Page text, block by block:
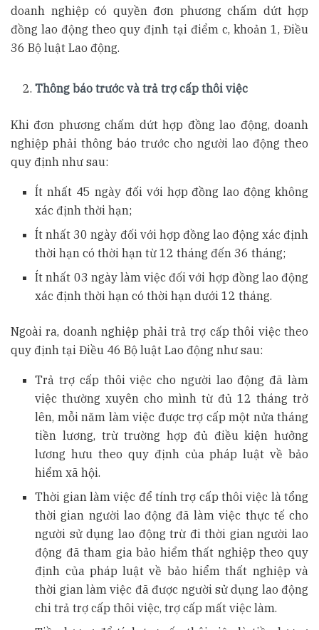
doanh nghiệp có quyền đơn phương chấm dứt hợp
đồng lao động theo quy định tại điểm c, khoản 1, Điều
36 Bộ luật Lao động.
Thông báo trước và trả trợ cấp thôi việc
Khi đơn phương chấm dứt hợp đồng lao động, doanh
nghiệp phải thông báo trước cho người lao động theo
quy định như sau:
Ít nhất 45 ngày đối với hợp đồng lao động không
xác định thời hạn;
Ít nhất 30 ngày đối với hợp đồng lao động xác định
thời hạn có thời hạn từ 12 tháng đến 36 tháng;
Ít nhất 03 ngày làm việc đối với hợp đồng lao động
xác định thời hạn có thời hạn dưới 12 tháng.
Ngoài ra, doanh nghiệp phải trả trợ cấp thôi việc theo
quy định tại Điều 46 Bộ luật Lao động như sau:
Trả trợ cấp thôi việc cho người lao động đã làm
việc thường xuyên cho mình từ đủ 12 tháng trở
lên, mỗi năm làm việc được trợ cấp một nửa tháng
tiền lương, trừ trường hợp đủ điều kiện hưởng
lương hưu theo quy định của pháp luật về bảo
hiểm xã hội.
Thời gian làm việc để tính trợ cấp thôi việc là tổng
thời gian người lao động đã làm việc thực tế cho
người sử dụng lao động trừ đi thời gian người lao
động đã tham gia bảo hiểm thất nghiệp theo quy
định của pháp luật về bảo hiểm thất nghiệp và
thời gian làm việc đã được người sử dụng lao động
chi trả trợ cấp thôi việc, trợ cấp mất việc làm.